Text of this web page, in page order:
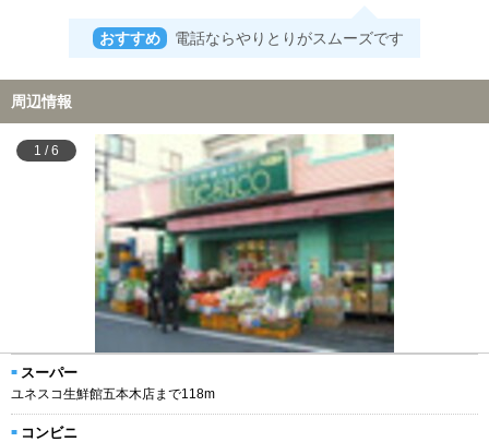
おすすめ 電話ならやりとりがスムーズです
周辺情報
1 /6
スーパー
ユネスコ生鮮館五本木店まで118m
コンビニ